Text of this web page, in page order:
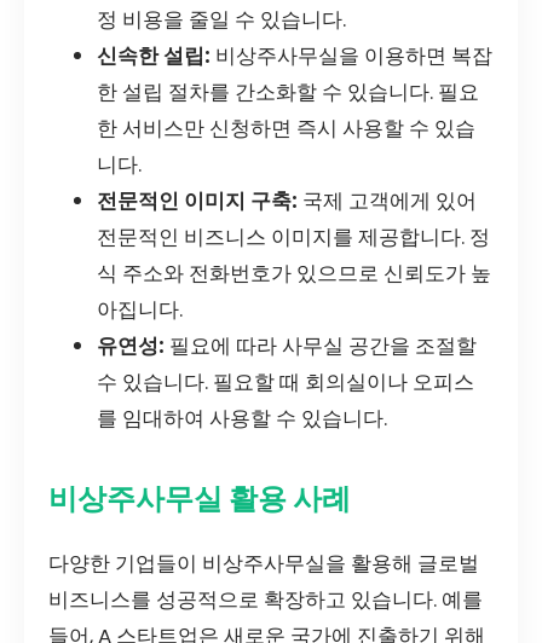
정 비용을 줄일 수 있습니다.
신속한 설립: 비상주사무실을 이용하면 복잡
한 설립 절차를 간소화할 수 있습니다. 필요
한 서비스만 신청하면 즉시 사용할 수 있습
니다.
전문적인 이미지 구축: 국제 고객에게 있어
전문적인 비즈니스 이미지를 제공합니다. 정
식 주소와 전화번호가 있으므로 신뢰도가 높
아집니다.
유연성: 필요에 따라 사무실 공간을 조절할
수 있습니다. 필요할 때 회의실이나 오피스
를 임대하여 사용할 수 있습니다.
비상주사무실 활용 사례
다양한 기업들이 비상주사무실을 활용해 글로벌
비즈니스를 성공적으로 확장하고 있습니다. 예를
들어, A 스타트업은 새로운 국가에 진출하기 위해